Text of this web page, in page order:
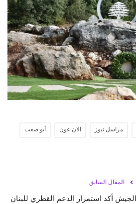
مراسل نيوز الان عون أبو صعب
المقال السابق
أكد استمرار الدعم القطري للبنان